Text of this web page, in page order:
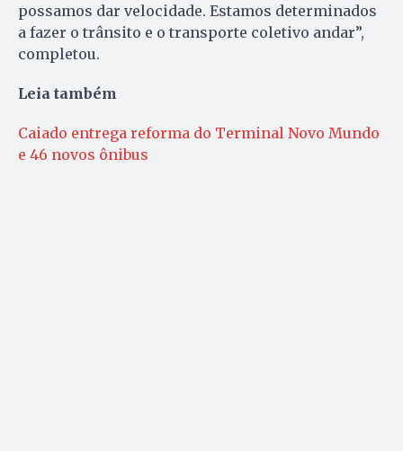
possamos dar velocidade. Estamos determinados
a fazer o trânsito e o transporte coletivo andar”,
completou.
Leia também
Caiado entrega reforma do Terminal Novo Mundo
e 46 novos ônibus